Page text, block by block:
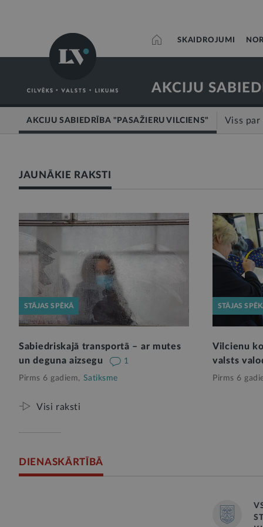
SKAIDROJUMI
AKCIJU
AKCIJU SABIEDRĪBA "PASAŽIERU VILCIENS" Viss par
JAUNĀKIE RAKSTI
STĀJAS SPĒKĀ
Sabiedriskajā transportā – ar mutes
un deguna aizsegu
1
Pirms 6 gadiem, Satiksme
STĀJAS
Vilcienu
valsts
Pirms 6
Visi raksti
DIENASKĀRTĪBĀ